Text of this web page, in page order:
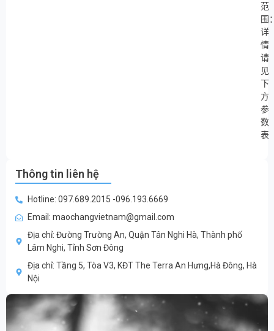
范
围
详
情
请
见
下
方
参
数
表
Thông tin liên hệ
Hotline: 097.689.2015 -096.193.6669
Email: maochangvietnam@gmail.com
Địa chỉ: Đường Trường An, Quận Tân Nghi Hà, Thành phố
Lâm Nghi, Tỉnh Sơn Đông
Địa chỉ: Tầng 5, Tòa V3, KĐT The Terra An Hưng,Hà Đông, Hà
Nội